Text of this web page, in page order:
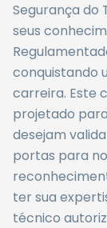
Segurança do
seus
conquistando
carreira. Este
projetado
desejam
portas para
ter sua
técnico